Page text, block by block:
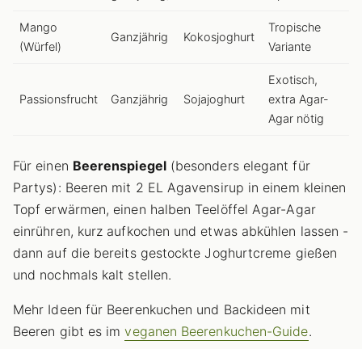
Mango
(Würfel)
Ganzjährig Kokosjoghurt
Tropische
Variante
Passionsfrucht Ganzjährig Sojajoghurt
Exotisch,
extra Agar-
Agar nötig
Für einen Beerenspiegel(besonders elegant für
Partys): Beeren mit 2 EL Agavensirup in einem kleinen
Topf erwärmen, einen halben Teelöffel Agar-Agar
einrühren, kurz aufkochen und etwas abkühlen lassen -
dann auf die bereits gestockte Joghurtcreme gießen
und nochmals kalt stellen.
Mehr Ideen für Beerenkuchen und Backideen mit
Beeren gibt es imveganen Beerenkuchen-Guide.